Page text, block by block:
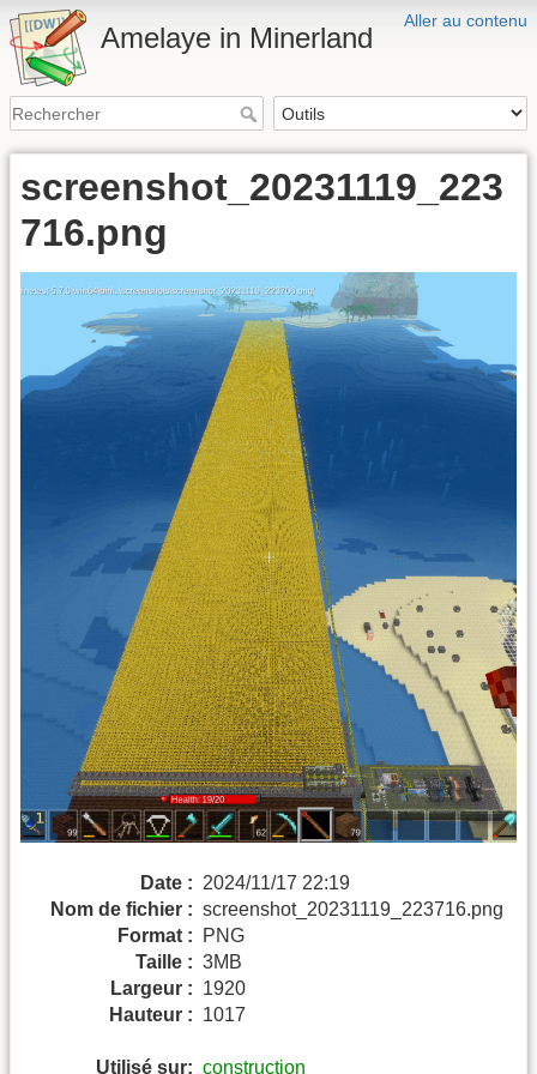
Aller au contenu
Amelaye in Minerland
screenshot_20231119_223
716.png
Date : 2024/11/17 22:19
Nom de fichier : screenshot_20231119_223716.png
Format :
PNG
Taille : 3MB
Largeur : 1920
Hauteur : 1017
Utilisé sur: construction